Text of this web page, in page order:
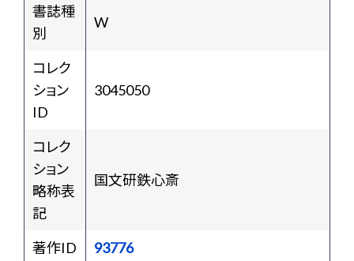
書誌種
別
W
コレク
ション
ID
3045050
コレク
ション
略称表
記
国文研鉄心斎
著作ID
93776